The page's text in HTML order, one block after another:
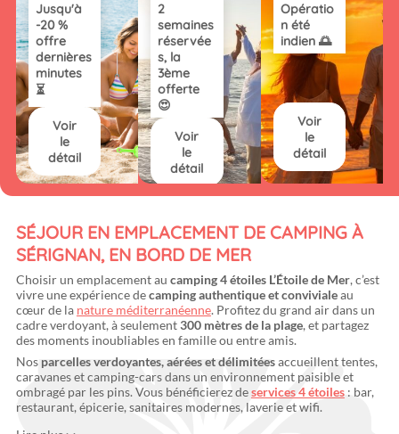
Jusqu'à
-20 %
offre
dernières
minutes
⏳
Voir
le
détail
2
semaines
réservée
s, la
3ème
offerte
😍
Voir
le
détail
Opératio
n été
indien 🌅
Voir
le
détail
SÉJOUR EN EMPLACEMENT DE CAMPING À
SÉRIGNAN, EN BORD DE MER
Choisir un emplacement au camping 4 étoiles L’Étoile de Mer, c’est
vivre une expérience decamping authentique et convivialeau
cœur de la nature méditerranéenne. Profitez du grand air dans un
cadre verdoyant, à seulement300 mètres de la plage, et partagez
des moments inoubliables en famille ou entre amis.
Nosparcelles verdoyantes, aérées et délimitéesaccueillent tentes,
caravanes et camping-cars dans un environnement paisible et
ombragé par les pins. Vous bénéficierez deservices 4 étoiles: bar,
restaurant, épicerie, sanitaires modernes, laverie et wifi.